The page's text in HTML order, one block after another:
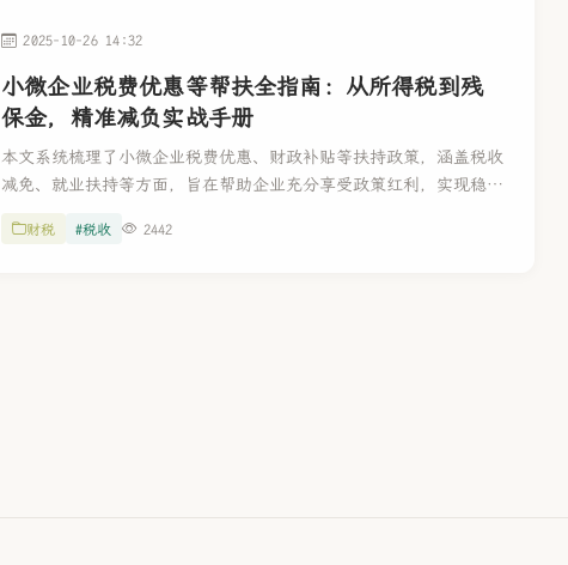
2025-10-26 14:32
小微企业税费优惠等帮扶全指南：从所得税到残
保金，精准减负实战手册
本文系统梳理了小微企业税费优惠、财政补贴等扶持政策，涵盖税收
减免、就业扶持等方面，旨在帮助企业充分享受政策红利，实现稳健
财税 #税收 2442